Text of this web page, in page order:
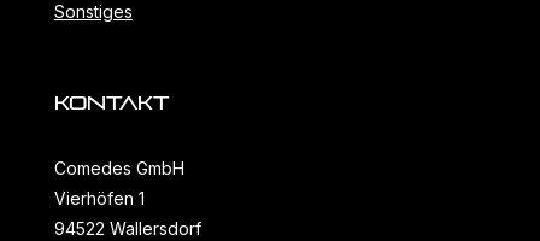
Sonstiges
KONTAKT
Comedes GmbH
Vierhöfen 1
94522 Wallersdorf